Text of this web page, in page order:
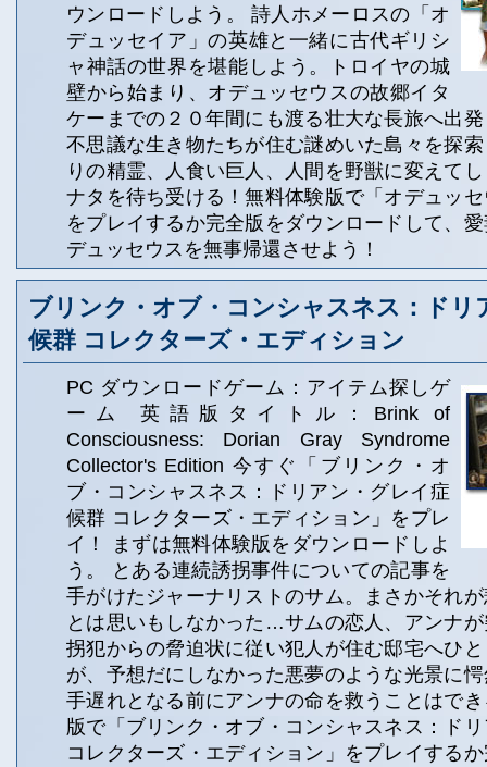
ウンロードしよう。 詩人ホメーロスの「オ
デュッセイア」の英雄と一緒に古代ギリシ
ャ神話の世界を堪能しよう。トロイヤの城
壁から始まり、オデュッセウスの故郷イタ
ケーまでの２０年間にも渡る壮大な長旅へ出
不思議な生き物たちが住む謎めいた島々を探
りの精霊、人食い巨人、人間を野獣に変えて
ナタを待ち受ける！無料体験版で「オデュッ
をプレイするか完全版をダウンロードして、
デュッセウスを無事帰還させよう！
ブリンク・オブ・コンシャスネス：ドリ
候群 コレクターズ・エディション
PC ダウンロードゲーム：アイテム探しゲ
ーム 英語版タイトル：Brink of
Consciousness: Dorian Gray Syndrome
Collector's Edition 今すぐ「ブリンク・オ
ブ・コンシャスネス：ドリアン・グレイ症
候群 コレクターズ・エディション」をプレ
イ！ まずは無料体験版をダウンロードしよ
う。 とある連続誘拐事件についての記事を
手がけたジャーナリストのサム。まさかそれ
とは思いもしなかった…サムの恋人、アンナ
拐犯からの脅迫状に従い犯人が住む邸宅へひ
が、予想だにしなかった悪夢のような光景に
手遅れとなる前にアンナの命を救うことはで
版で「ブリンク・オブ・コンシャスネス：ド
コレクターズ・エディション」をプレイする